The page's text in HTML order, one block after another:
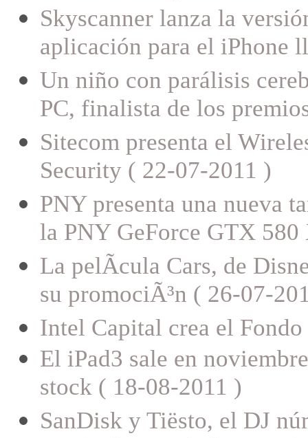
Skyscanner lanza la
aplicación para el iPhone
Un niño con parálisis
PC, finalista de los
Sitecom presenta el
Security ( 22-07-2011 )
PNY presenta una nueva
la PNY GeForce GTX
La pelÃ­cula Cars, de
su promociÃ³n ( 26-07-
Intel Capital crea el
El iPad3 sale en
stock ( 18-08-2011 )
SanDisk y Tiësto, el DJ